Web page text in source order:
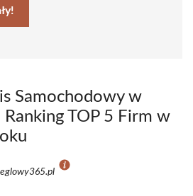
Samochodowy w
Ranking TOP 5 Firm w